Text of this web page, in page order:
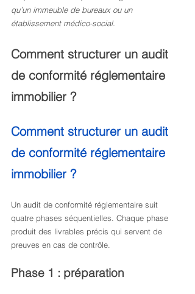
qu’un immeuble de bureaux ou un
établissement médico-social.
Comment structurer un audit
de conformité réglementaire
immobilier ?
Comment structurer un audit
de conformité réglementaire
immobilier ?
Un audit de conformité réglementaire suit
quatre phases séquentielles. Chaque phase
produit des livrables précis qui servent de
preuves en cas de contrôle.
Phase 1 : préparation